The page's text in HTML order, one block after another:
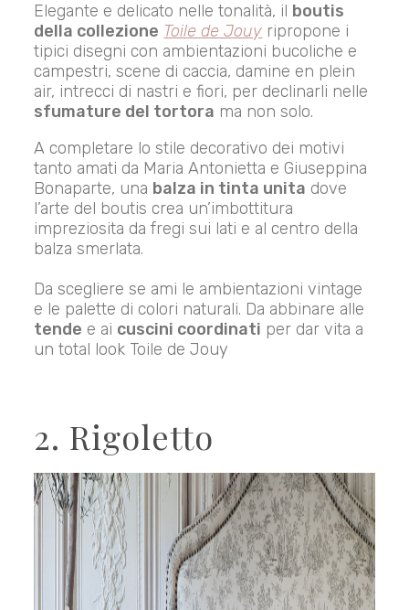
Elegante e delicato nelle tonalità, il boutis
della collezione Toile de Jouy ripropone i
tipici disegni con ambientazioni bucoliche e
campestri, scene di caccia, damine en plein
air, intrecci di nastri e fiori, per declinarli nelle
sfumature del tortora ma non solo.
A completare lo stile decorativo dei motivi
tanto amati da Maria Antonietta e Giuseppina
Bonaparte, una balza in tinta unita dove
l’arte del boutis crea un’imbottitura
impreziosita da fregi sui lati e al centro della
balza smerlata.
Da scegliere se ami le ambientazioni vintage
e le palette di colori naturali. Da abbinare alle
tende e ai cuscini coordinati per dar vita a
un total look Toile de Jouy
2. Rigoletto